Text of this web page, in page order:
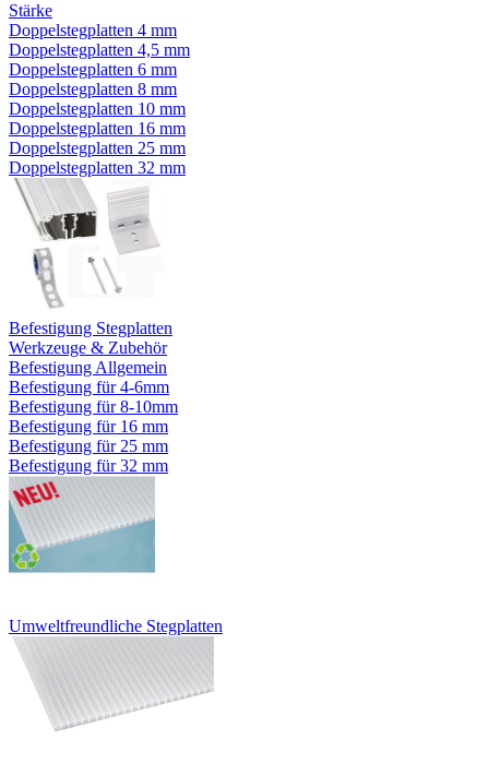
Stärke
Doppelstegplatten 4 mm
Doppelstegplatten 4,5 mm
Doppelstegplatten 6 mm
Doppelstegplatten 8 mm
Doppelstegplatten 10 mm
Doppelstegplatten 16 mm
Doppelstegplatten 25 mm
Doppelstegplatten 32 mm
Befestigung Stegplatten
Werkzeuge & Zubehör
Befestigung Allgemein
Befestigung für 4-6mm
Befestigung für 8-10mm
Befestigung für 16 mm
Befestigung für 25 mm
Befestigung für 32 mm
Umweltfreundliche Stegplatten